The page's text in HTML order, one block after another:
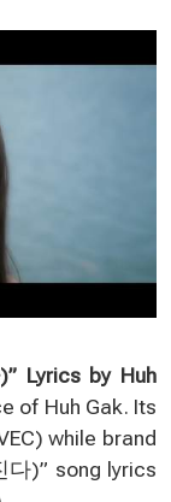
Lyrics by Huh
of Huh Gak. Its
while brand
다)” song lyrics